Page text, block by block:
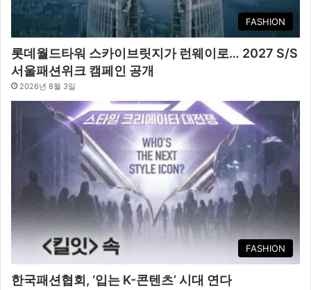
FASHION
롯데월드타워 스카이브릿지가 런웨이로… 2027 S/S
서울패션위크 캠페인 공개
2026년 8월 3일
FASHION
한국패션협회, ‘입는 K-콘텐츠’ 시대 연다